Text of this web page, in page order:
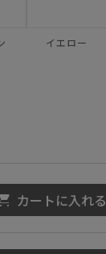
イエロー
カートに入れる